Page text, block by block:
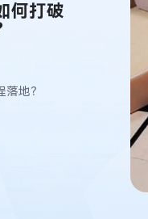
何打破
地？